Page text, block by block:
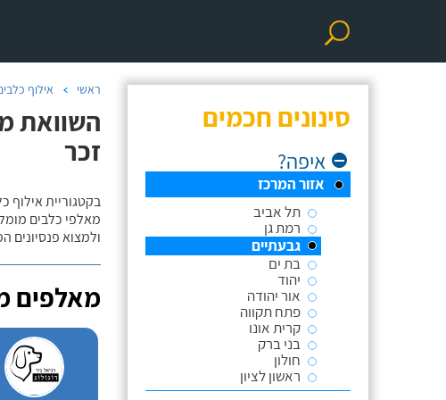
סינונים חכמים
איפה?
אזור המרכז
תל אביב
רמת גן
גבעתיים
בת ים
יהוד
אור יהודה
פתח תקווה
קרית אונו
בני ברק
חולון
ראשון לציון
ראשי אילוף
השוואת
זכר
בקטגוריית אילוף
מאלפי כלבים
ולמצוא פנסיונים
מאלפים